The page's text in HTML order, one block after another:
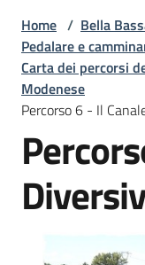
Area
Nord
Amministrazione
Novità
Home / Bella
Pedalare e
Carta dei percorsi
Modenese
Percorso 6 - Il